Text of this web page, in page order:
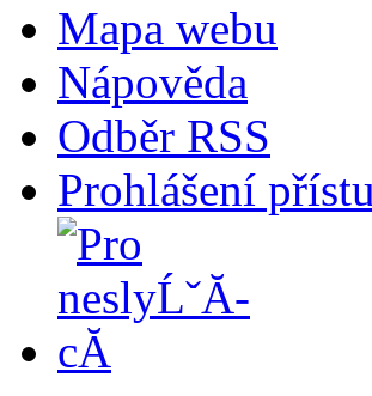
Mapa webu
Nápověda
Odběr RSS
Prohlášení